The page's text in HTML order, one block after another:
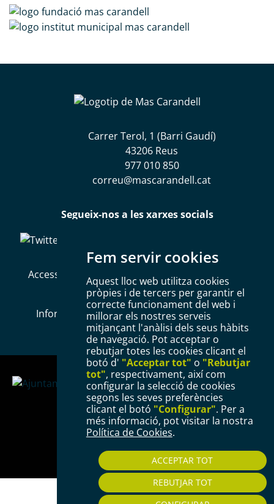
Fem servir cookies
Aquest lloc web utilitza cookies
pròpies i de tercers per garantir el
correcte funcionament del web i
millorar els nostres serveis
mitjançant l'anàlisi dels seus hàbits
de navegació. Pot acceptar o
rebutjar totes les cookies clicant el
botó d' "Acceptar tot" o "Rebutjar
tot", respectivament, així com
configurar la selecció de cookies
segons les seves preferències
clicant el botó "Configurar". Per a
més informació, pot visitar la nostra
Política de Cookies.
ACCEPTAR TOT
REBUTJAR TOT
Carrer Terol, 1 (Barri Gaudí)
43206 Reus
977 010 850
correu@mascarandell.cat
Segueix-nos a les xarxes socials
Accessibilitat Mapa web
Política de Cookies
Avís legal
Política de privacitat
Informació Bàsica RGPD
Configurar Cookies
Plaça del Mercadal ·
43201 Reus
977 010 010
ajuntament@reus.cat
reus.cat